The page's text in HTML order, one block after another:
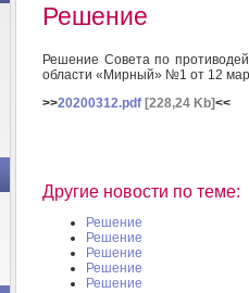
Решение
Решение Совета по
области «Мирный» №1 от 12
>>20200312.pdf [228,24 Kb]<<
Другие новости по теме:
Решение
Решение
Решение
Решение
Решение